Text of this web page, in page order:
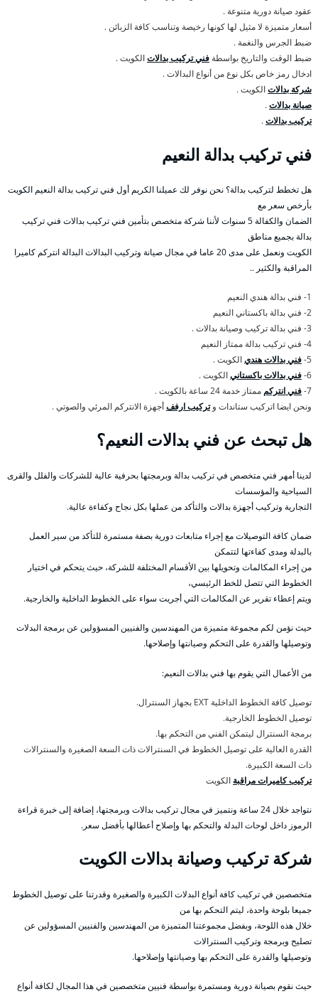
عقود صيانة دورية متنوعة .
أسعار متميزة لا مثيل لها كونها رخيصة وتناسب كافة الزبائن .
ضبط الجرس والنغمة .
ضبط الوقت والتاريخ بواسطة فني تركيب بدالاتالكويت .
ادخال رمز خاص بكل نوع من أنواع البدالات .
شركة بدالاتالكويت .
صيانة بدالات.
تركيب بدالات.
فني تركيب بدالة النعيم
هل تخطط لتركيب بدالة؟ نحن نوفر لك عميلنا الكريم أول فني تركيب بدالة النعيم الكويت
بأرخص سعر مع
الضمان والكفالة 5 سنوات لأننا شركة متخصص بتأمين فني تركيب بدالات فني تركيب
بدالة بجميع مناطق
الكويت ونعمل على مدى 20 عاما في مجال صيانة وتركيب البدالات البدالة انتركم كاميرا
المراقبة والكثير ..
1- فني بدالة هندي النعيم
2- فني بدالة باكستاني النعيم
3- فني بدالة تركيب وصيانة بدالات .
4- فني تركيب بدالة ممتاز النعيم
5- فني بدالات هنديالكويت .
6- فني بدالات باكستانيالكويت .
7- فني انتركم ممتاز خدمة 24 ساعة بالكويت .
ونحن ايضا اتركيب ستاندات وتركيب ارففأجهزة الانتركم المرئي والصوتي .
هل تبحث عن فني بدالات النعيم؟
لدينا أمهر فني متخصص في تركيب بدالة وبرمجتها بحرفية عالية للشركات والفلل والقرى
السياحية والمؤسسات
التجارية وتركيب أجهزة بدالات والتأكد من عملها بكل نجاح وكفاءة عالية.
ضمان كافة التوصيلات مع إجراء متابعات دورية بصفة مستمرة للتأكد من سير العمل
بالبدلة ومدى كفاءتها لتتمكن
من إجراء المكالمات وتحويلها بين الأقسام المختلفة للشركة، حيث يتحكم في اختيار
الخطوط التي تتصل للخط الرئيسي،
ويتم إعطاء تقرير عن المكالمات التي أجريت سواء على الخطوط الداخلية والخارجية.
حيث نؤمن لكم مجموعة متميزة من المهندسين والفنيين المسؤولين عن برمجة البدلات
وتوصيلها والقدرة على التحكم وصيانتها وإصلاحها.
من الأعمال التي يقوم بها فني بدالات النعيم:
توصيل كافة الخطوط الداخلية EXT بجهاز السنترال.
توصيل الخطوط الخارجية.
برمجة السنترال ليتمكن الفني من التحكم بها.
القدرة العالية على توصيل الخطوط في السنترالات ذات السعة الصغيرة والسنترالات
ذات السعة الكبيرة.
تركيب كاميرات مراقبة الكويت
نتواجد خلال 24 ساعة ونتميز في مجال تركيب بدالات وبرمجتها، إضافة إلى خبرة قراءة
الرموز داخل لوحات البدلة والتحكم بها وإصلاح أعطالها بأفضل سعر.
شركة تركيب وصيانة بدالات الكويت
متخصصين في تركيب كافة أنواع البدلات الكبيرة والصغيرة وقدرتنا على توصيل الخطوط
جميعا بلوحة واحدة، ليتم التحكم بها من
خلال هذه اللوحة، وبفضل مجموعتنا المتميزة من المهندسين والفنيين المسؤولين عن
تصليح وبرمجة وتركيب السنترالات
وتوصيلها والقدرة على التحكم بها وصيانتها وإصلاحها.
حيث نقوم بصيانة دورية ومستمرة بواسطة فنيين متخصصين في هذا المجال لكافة أنواع